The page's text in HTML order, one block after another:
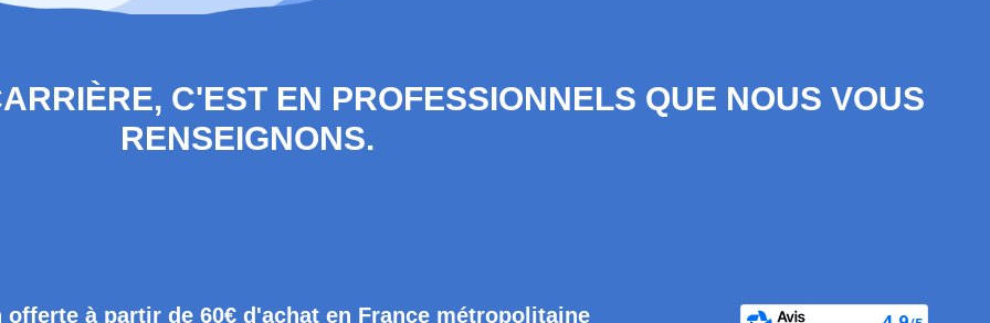
C'EST EN PROFESSIONNELS QUE NOUS VOUS
RENSEIGNONS.
offerte à partir de 60€ d'achat en France métropolitaine